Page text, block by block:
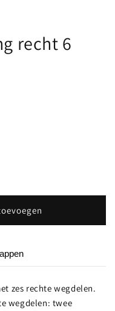
recht 6
zes rechte wegdelen.
wegdelen: twee